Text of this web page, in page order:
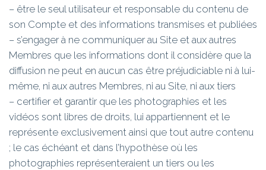
– être le seul utilisateur et responsable du contenu de
son Compte et des informations transmises et publiées
– s’engager à ne communiquer au Site et aux autres
Membres que les informations dont il considère que la
diffusion ne peut en aucun cas être préjudiciable ni à lui-
même, ni aux autres Membres, ni au Site, ni aux tiers
– certifier et garantir que les photographies et les
vidéos sont libres de droits, lui appartiennent et le
représente exclusivement ainsi que tout autre contenu
; le cas échéant et dans l’hypothèse où les
photographies représenteraient un tiers ou les